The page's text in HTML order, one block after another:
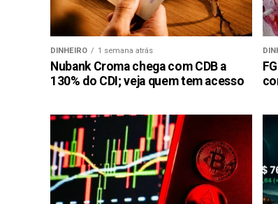
DINHEIRO 1 semana atrás
Nubank Croma chega com CDB a
130% do CDI; veja quem tem acesso